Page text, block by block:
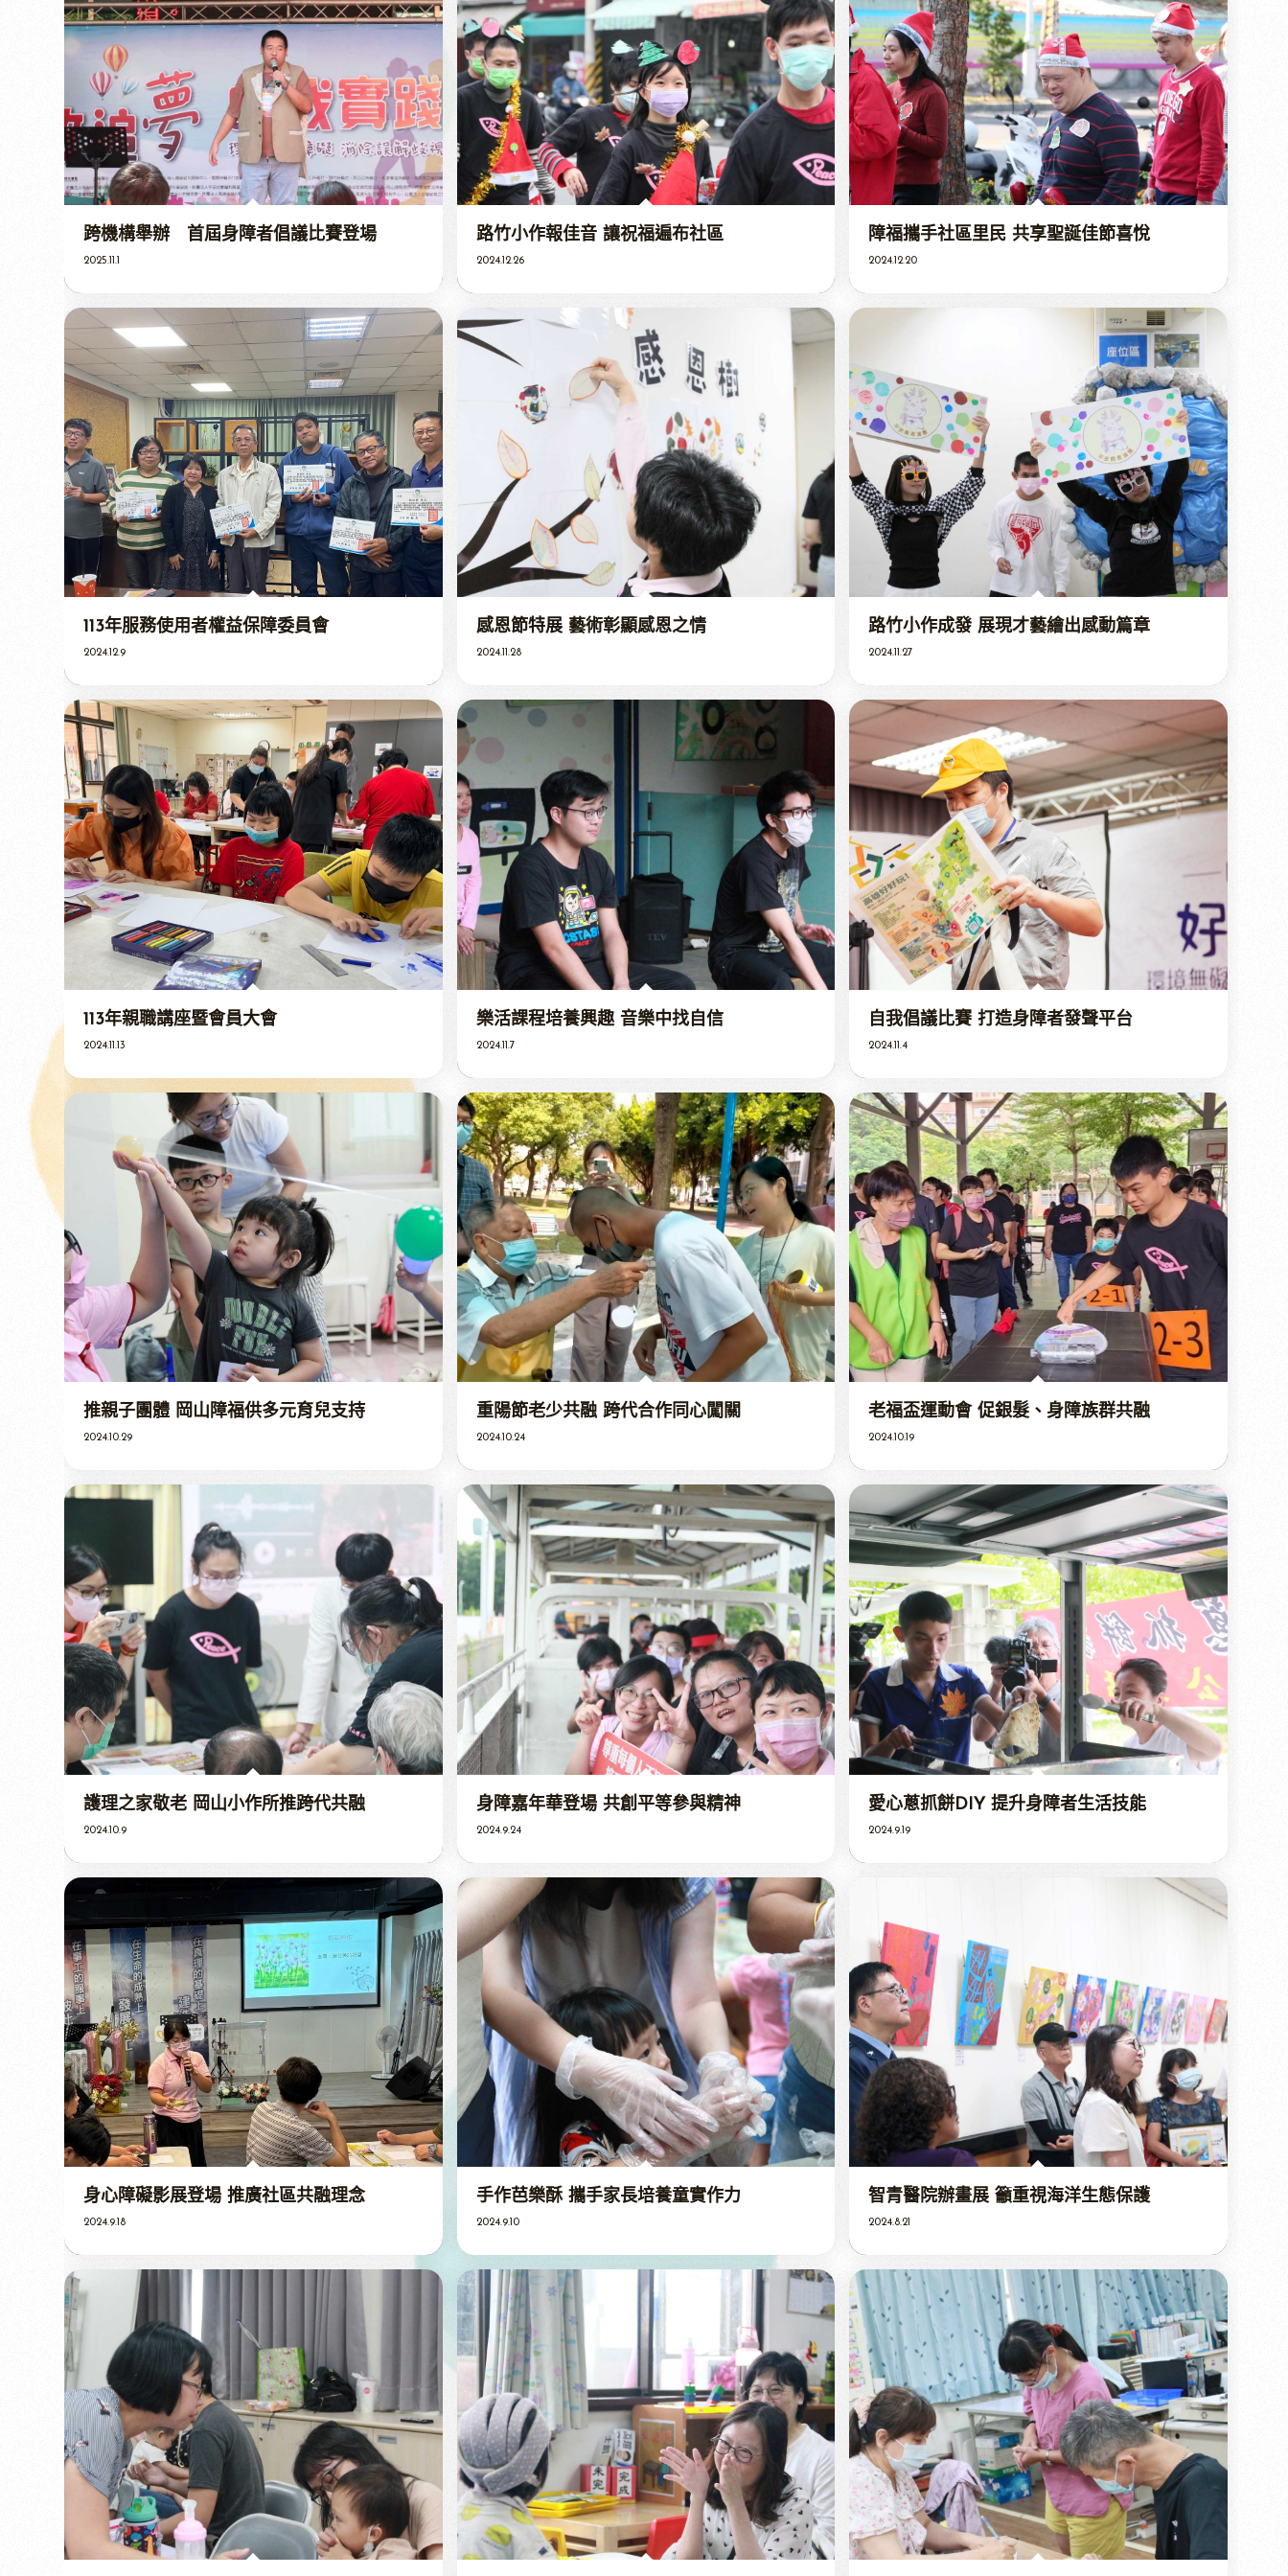
跨機構舉辦 首屆身障者倡議比賽登場
2025.11.1
路竹小作報佳音 讓祝福遍布社區
2024.12.26
障福攜手社區里民 共享聖誕佳節喜悅
2024.12.20
113年服務使用者權益保障委員會
2024.12.9
感恩節特展 藝術彰顯感恩之情
2024.11.28
路竹小作成發 展現才藝繪出感動篇章
2024.11.27
113年親職講座暨會員大會
2024.11.13
樂活課程培養興趣 音樂中找自信
2024.11.7
自我倡議比賽 打造身障者發聲平台
2024.11.4
推親子團體 岡山障福供多元育兒支持
2024.10.29
重陽節老少共融 跨代合作同心闖關
2024.10.24
老福盃運動會 促銀髮、身障族群共融
2024.10.19
護理之家敬老 岡山小作所推跨代共融
2024.10.9
身障嘉年華登場 共創平等參與精神
2024.9.24
愛心蔥抓餅DIY 提升身障者生活技能
2024.9.19
身心障礙影展登場 推廣社區共融理念
2024.9.18
手作芭樂酥 攜手家長培養童實作力
2024.9.10
智青醫院辦畫展 籲重視海洋生態保護
2024.8.21